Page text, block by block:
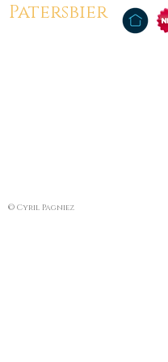
Patersbier
© Cyril Pagniez